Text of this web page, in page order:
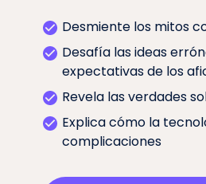
Desmiente los mitos
Desafía las ideas
expectativas de los
Revela las verdades
Explica cómo la
complicaciones